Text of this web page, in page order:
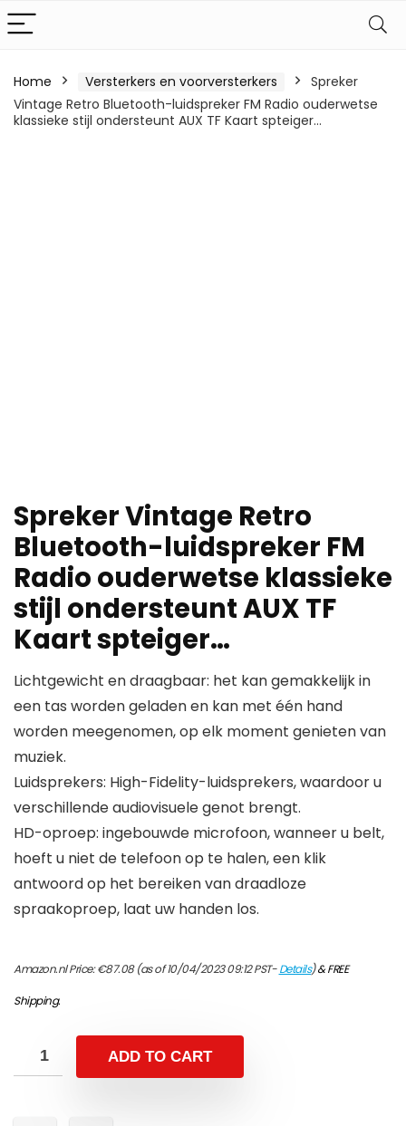
Home Versterkers en voorversterkers
Spreker
Vintage Retro Bluetooth-luidspreker FM Radio ouderwetse
klassieke stijl ondersteunt AUX TF Kaart spteiger…
Spreker Vintage Retro
Bluetooth-luidspreker FM
Radio ouderwetse klassieke
stijl ondersteunt AUX TF
Kaart spteiger…
Lichtgewicht en draagbaar: het kan gemakkelijk in
een tas worden geladen en kan met één hand
worden meegenomen, op elk moment genieten van
muziek.
Luidsprekers: High-Fidelity-luidsprekers, waardoor u
verschillende audiovisuele genot brengt.
HD-oproep: ingebouwde microfoon, wanneer u belt,
hoeft u niet de telefoon op te halen, een klik
antwoord op het bereiken van draadloze
spraakoproep, laat uw handen los.
Amazon.nl Price:€87.08(as of 10/04/2023 09:12 PST-Details)&FREE
Shipping.
ADD TO CART